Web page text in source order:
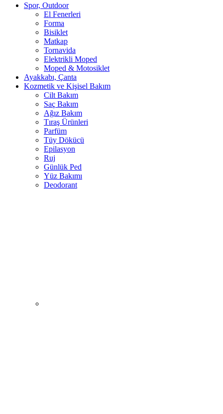
Spor, Outdoor
El Fenerleri
Forma
Bisiklet
Matkap
Tornavida
Elektrikli Moped
Moped & Motosiklet
Ayakkabı, Çanta
Kozmetik ve Kişisel Bakım
Cilt Bakım
Saç Bakım
Ağız Bakım
Tıraş Ürünleri
Parfüm
Tüy Dökücü
Epilasyon
Ruj
Günlük Ped
Yüz Bakımı
Deodorant